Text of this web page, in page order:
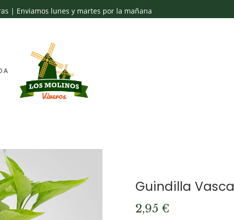
| Enviamos lunes y martes por la mañana
Guindilla Vasca
2,95 €